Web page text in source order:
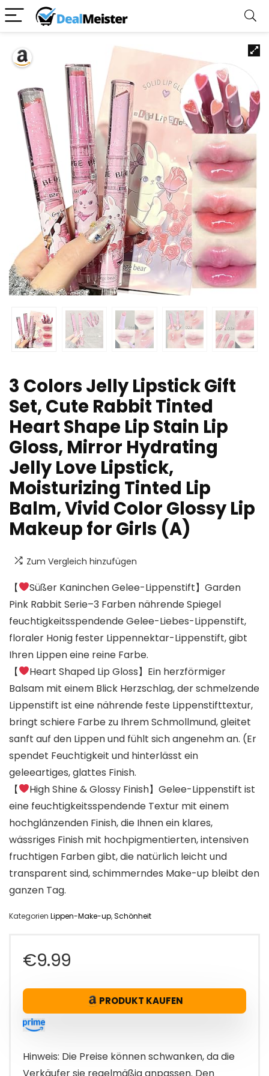
3 Colors Jelly Lipstick Gift
Set, Cute Rabbit Tinted
Heart Shape Lip Stain Lip
Gloss, Mirror Hydrating
Jelly Love Lipstick,
Moisturizing Tinted Lip
Balm, Vivid Color Glossy Lip
Makeup for Girls (A)
Zum Vergleich hinzufügen
【
Süßer Kaninchen Gelee-Lippenstift】Garden
Pink Rabbit Serie–3 Farben nährende Spiegel
feuchtigkeitsspendende Gelee-Liebes-Lippenstift,
floraler Honig fester Lippennektar-Lippenstift, gibt
Ihren Lippen eine reine Farbe.
【
Heart Shaped Lip Gloss】Ein herzförmiger
Balsam mit einem Blick Herzschlag, der schmelzende
Lippenstift ist eine nährende feste Lippenstifttextur,
bringt schiere Farbe zu Ihrem Schmollmund, gleitet
sanft auf den Lippen und fühlt sich angenehm an. (Er
spendet Feuchtigkeit und hinterlässt ein
geleeartiges, glattes Finish.
【
High Shine & Glossy Finish】Gelee-Lippenstift ist
eine feuchtigkeitsspendende Textur mit einem
hochglänzenden Finish, die Ihnen ein klares,
wässriges Finish mit hochpigmentierten, intensiven
fruchtigen Farben gibt, die natürlich leicht und
transparent sind, schimmerndes Make-up bleibt den
ganzen Tag.
Kategorien Lippen-Make-up,Schönheit
€9.99
PRODUKT KAUFEN
Hinweis: Die Preise können schwanken, da die
Verkäufer sie regelmäßig anpassen. Den